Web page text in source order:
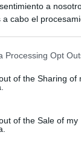
a
a cabo el
Tenga en
pero usted tiene
Sus
entrando de nuevo
de privacidad.
Processing Opt
of the Sharing of
of the Sale of my